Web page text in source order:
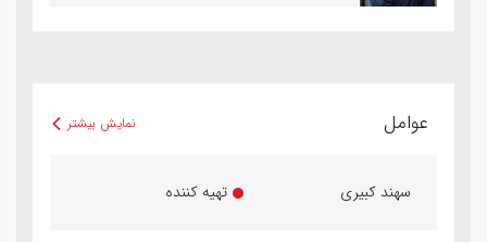
عوامل نمایش بیشتر
سهند کبیری تهیه کننده